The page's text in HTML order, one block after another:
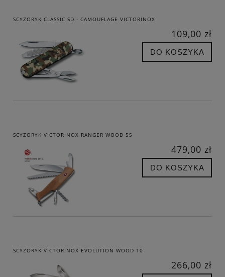
SCYZORYK CLASSIC SD - CAMOUFLAGE VICTORINOX
109,00 zł
DO KOSZYKA
SCYZORYK VICTORINOX RANGER WOOD 55
479,00 zł
DO KOSZYKA
SCYZORYK VICTORINOX EVOLUTION WOOD 10
266,00 zł